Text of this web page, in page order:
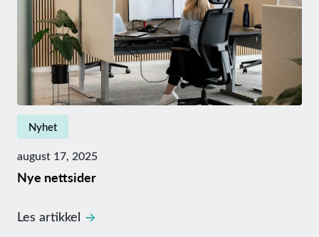
Nyhet
august 17, 2025
Nye nettsider
Les artikkel